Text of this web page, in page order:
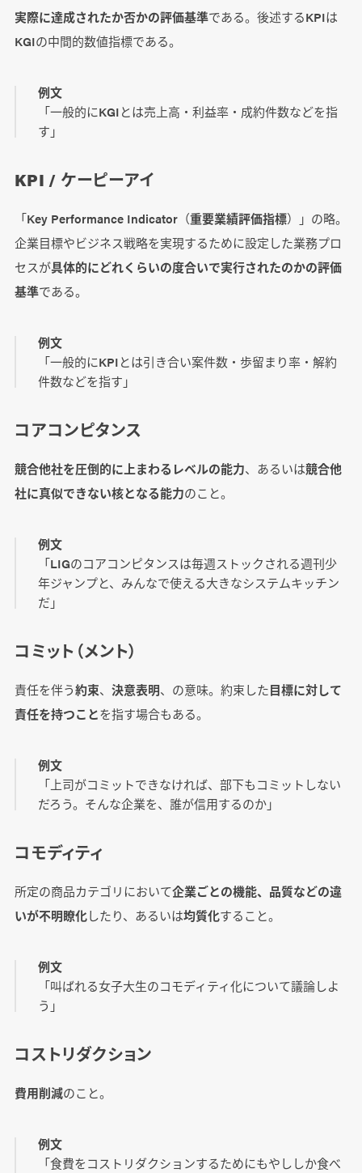
実際に達成されたか否かの評価基準である。後述するKPIは
KGIの中間的数値指標である。
例文
「一般的にKGIとは売上高・利益率・成約件数などを指
す」
KPI / ケーピーアイ
「Key Performance Indicator（重要業績評価指標）」の略。
企業目標やビジネス戦略を実現するために設定した業務プロ
セスが具体的にどれくらいの度合いで実行されたのかの評価
基準である。
例文
「一般的にKPIとは引き合い案件数・歩留まり率・解約
件数などを指す」
コアコンピタンス
競合他社を圧倒的に上まわるレベルの能力、あるいは競合他
社に真似できない核となる能力のこと。
例文
「LIGのコアコンピタンスは毎週ストックされる週刊少
年ジャンプと、みんなで使える大きなシステムキッチン
だ」
コミット（メント）
責任を伴う約束、 決意表明、の意味。約束した目標に対して
責任を持つことを指す場合もある。
例文
「上司がコミットできなければ、部下もコミットしない
だろう。そんな企業を、誰が信用するのか」
コモディティ
所定の商品カテゴリにおいて企業ごとの機能、品質などの違
いが不明瞭化したり、あるいは均質化すること。
例文
「叫ばれる女子大生のコモディティ化について議論しよ
う」
コストリダクション
費用削減のこと。
例文
「食費をコストリダクションするためにもやししか食べ